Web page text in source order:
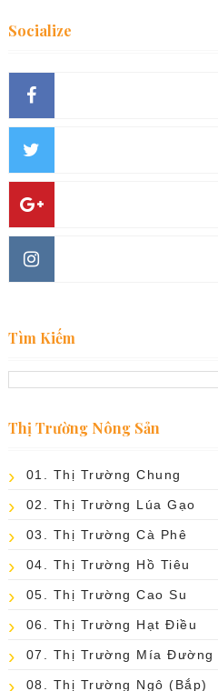
Socialize
Tìm Kiếm
Thị Trường Nông Sản
01. Thị Trường Chung
02. Thị Trường Lúa Gạo
03. Thị Trường Cà Phê
04. Thị Trường Hồ Tiêu
05. Thị Trường Cao Su
06. Thị Trường Hạt Điều
07. Thị Trường Mía Đường
08. Thị Trường Ngô (bắp)